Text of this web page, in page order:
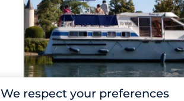
We respect your preferences